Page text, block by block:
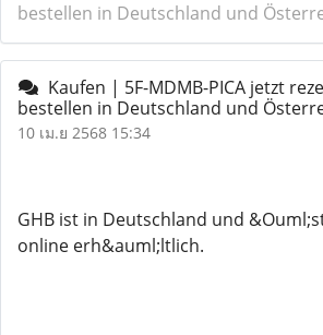
bestellen in Deutschland und
Kaufen | 5F-MDMB-PICA jetzt
bestellen in Deutschland und
10 เม.ย 2568 15:34
GHB ist in Deutschland und
online erh&auml;ltlich.